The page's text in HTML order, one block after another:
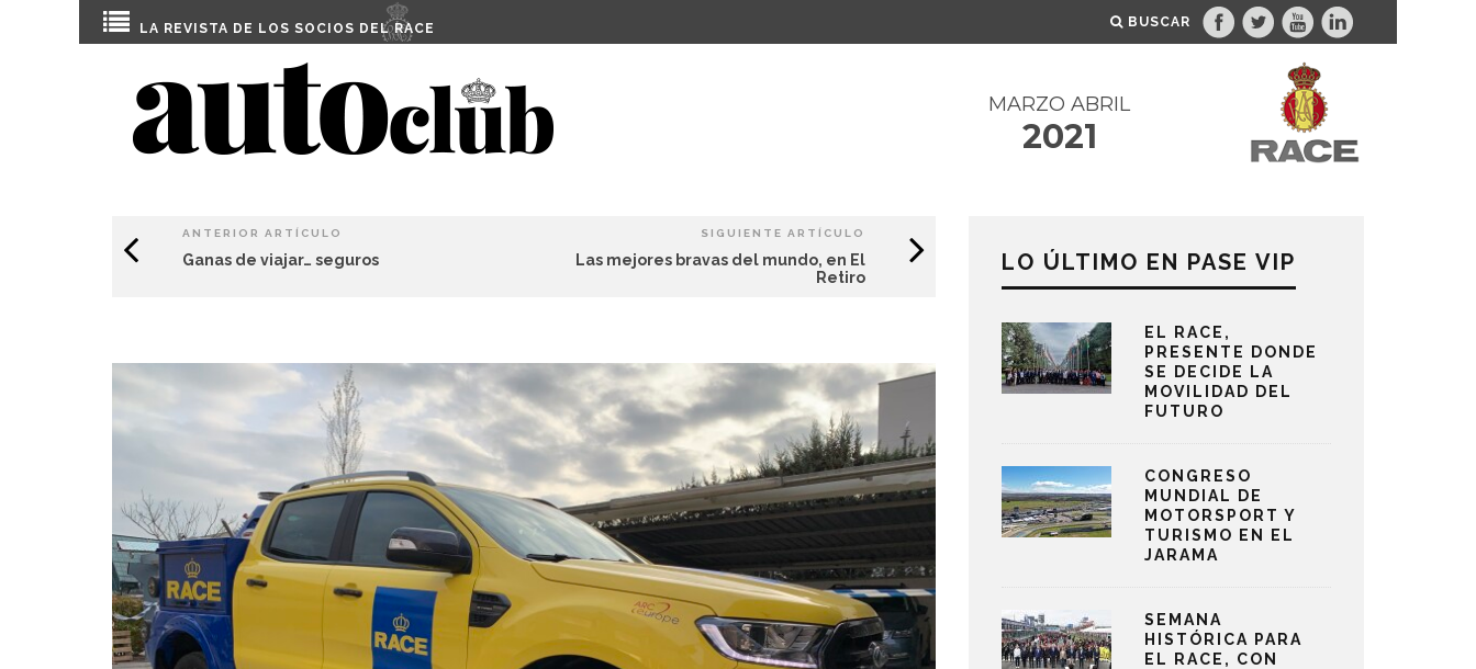
LA REVISTA DE LOS SOCIOS DEL RACE BUSCAR
MARZO ABRIL
2021
ANTERIOR ARTÍCULO
Ganas de viajar… seguros
SIGUIENTE ARTÍCULO
Las mejores bravas del mundo, en El
Retiro
LO ÚLTIMO EN PASE VIP
EL RACE,
PRESENTE DONDE
SE DECIDE LA
MOVILIDAD DEL
FUTURO
CONGRESO
MUNDIAL DE
MOTORSPORT Y
TURISMO EN EL
JARAMA
SEMANA
HISTÓRICA PARA
EL RACE, CON